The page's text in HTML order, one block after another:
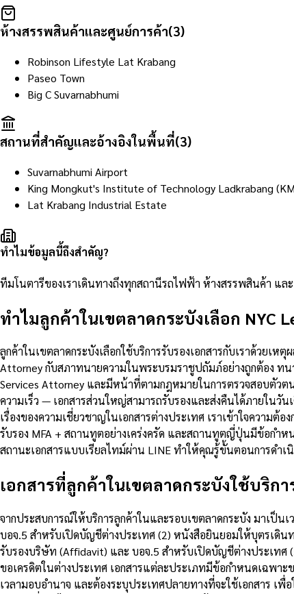
ห้างสรรพสินค้าและศูนย์การค้า(3)
Robinson Lifestyle Lat Krabang
Paseo Town
Big C Suvarnabhumi
สถานที่สำคัญและอ้างอิงในพื้นที่(3)
Suvarnabhumi Airport
King Mongkut's Institute of Technology Ladkrabang
Lat Krabang Industrial Estate
ทำไมข้อมูลนี้ถึงสำคัญ?
ทีมโนตารีของเราเดินทางถึงทุกสถานีรถไฟฟ้า ห้างสรรพสินค้า แ
ทำไมลูกค้าในเขตลาดกระบังเลือก NYC
ลูกค้าในเขตลาดกระบังเลือกใช้บริการรับรองเอกสารกับเราด้วย
Attorney กับสภาทนายความในพระบรมราชูปถัมภ์อย่างถูกต้อง ท
Services Attorney และมีหน้าที่ตามกฎหมายในการตรวจสอบตัว
ความเร็ว — เอกสารส่วนใหญ่สามารถรับรองและส่งคืนได้ภายในวัน
เรื่องของความเชี่ยวชาญในเอกสารต่างประเทศ เราเข้าใจควา
รับรอง MFA + สถานทูตอย่างเคร่งครัด และสถานทูตญี่ปุ่นมีข้อกำห
สถานะเอกสารแบบเรียลไทม์ผ่าน LINE ทำให้คุณรู้ขั้นตอนการดำ
เอกสารที่ลูกค้าในเขตลาดกระบังใช้บริก
จากประสบการณ์ให้บริการลูกค้าในและรอบเขตลาดกระบัง มาเป็
บอจ.5 สำหรับเปิดบัญชีต่างประเทศ (2) หนังสือยินยอมให้บุตรเดิ
รับรองบริษัท (Affidavit) และ บอจ.5 สำหรับเปิดบัญชีต่างประเท
ขอเครดิตในต่างประเทศ เอกสารแต่ละประเภทมีข้อกำหนดเฉพา
เวลามอบอำนาจ และต้องระบุประเทศปลายทางที่จะใช้เอกสาร